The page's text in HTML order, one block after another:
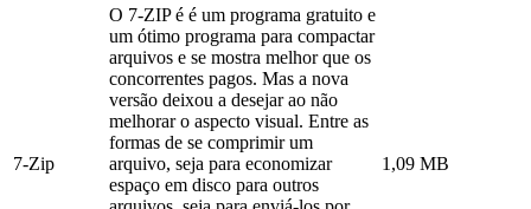
7-Zip
O 7-ZIP é é um programa gratuito e
um ótimo programa para compactar
arquivos e se mostra melhor que os
concorrentes pagos. Mas a nova
versão deixou a desejar ao não
melhorar o aspecto visual. Entre as
formas de se comprimir um
arquivo, seja para economizar
espaço em disco para outros
1,09 MB